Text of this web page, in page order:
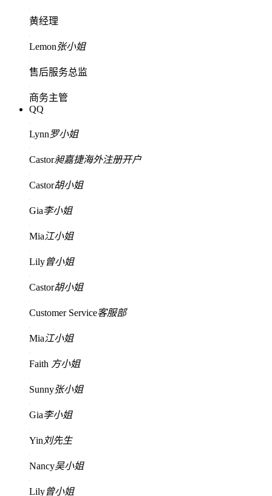
黄经理
Lemon张小姐
售后服务总监
商务主管
QQ
Lynn罗小姐
Castor昶嘉捷海外注册开户
Castor胡小姐
Gia李小姐
Mia江小姐
Lily曾小姐
Castor胡小姐
Customer Service客服部
Mia江小姐
Faith 方小姐
Sunny张小姐
Gia李小姐
Yin 刘先生
Nancy吴小姐
Lily曾小姐